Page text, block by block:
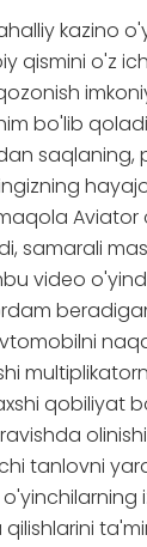
kazino
qismini o'z
bo'lib
saqlaning,
Aviator
samarali
video
qobiliyat
tanlovni